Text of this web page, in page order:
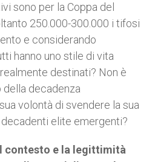
sono per la Coppa del
250.000-300.000 i tifosi
e considerando
hanno uno stile di vita
destinati? Non è
decadenza
volontà di svendere la sua
elite emergenti?
contesto e la legittimità